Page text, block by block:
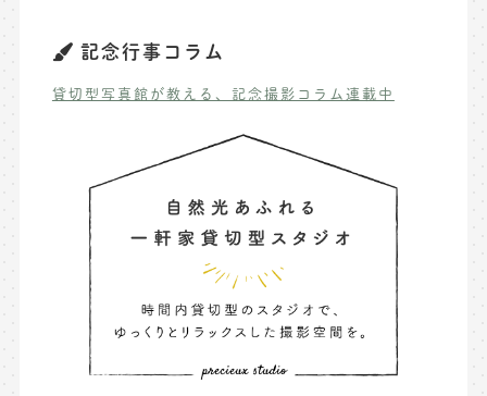
記念行事コラム
貸切型写真館が教える、記念撮影コラム連載中